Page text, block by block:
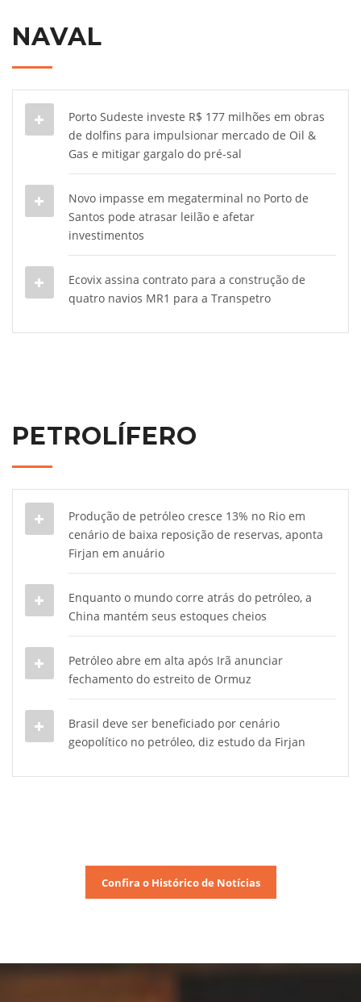
NAVAL
Porto Sudeste investe R$ 177 milhões em obras
de dolfins para impulsionar mercado de Oil &
Gas e mitigar gargalo do pré-sal
Novo impasse em megaterminal no Porto de
Santos pode atrasar leilão e afetar
investimentos
Ecovix assina contrato para a construção de
quatro navios MR1 para a Transpetro
PETROLÍFERO
Produção de petróleo cresce 13% no Rio em
cenário de baixa reposição de reservas, aponta
Firjan em anuário
Enquanto o mundo corre atrás do petróleo, a
China mantém seus estoques cheios
Petróleo abre em alta após Irã anunciar
fechamento do estreito de Ormuz
Brasil deve ser beneficiado por cenário
geopolítico no petróleo, diz estudo da Firjan
Confira o Histórico de Notícias